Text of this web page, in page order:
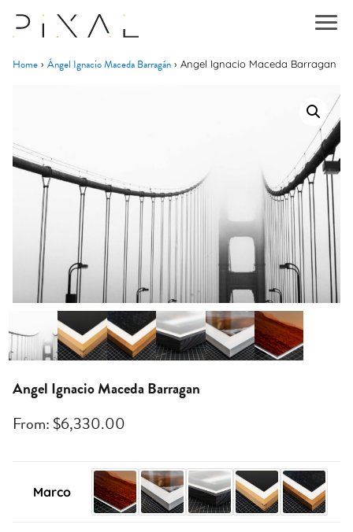
Home › Ángel Ignacio Maceda Barragán › Angel Ignacio Maceda Barragan
Angel Ignacio Maceda Barragan
From: $6,330.00
Marco